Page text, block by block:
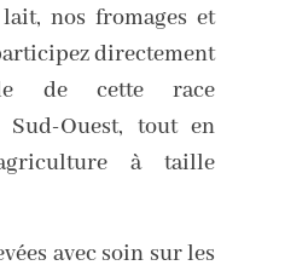
nos fromages et
directement
de cette race
Ouest, tout en
à taille
avec soin sur les